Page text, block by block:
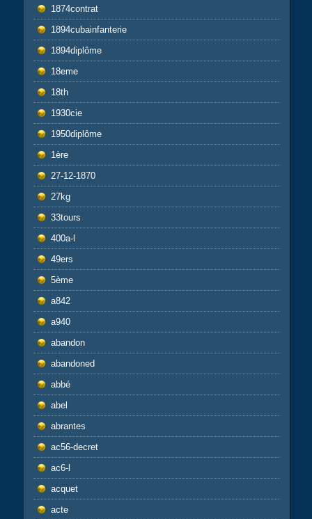
1874contrat
1894cubainfanterie
1894diplôme
18eme
18th
1930cie
1950diplôme
1ère
27-12-1870
27kg
33tours
400a-l
49ers
5ème
a842
a940
abandon
abandoned
abbé
abel
abrantes
ac56-decret
ac6-l
acquet
acte